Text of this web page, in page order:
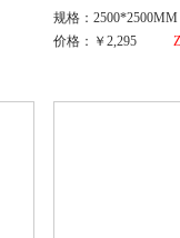
规格：2500*2500MM
价格：￥2,295